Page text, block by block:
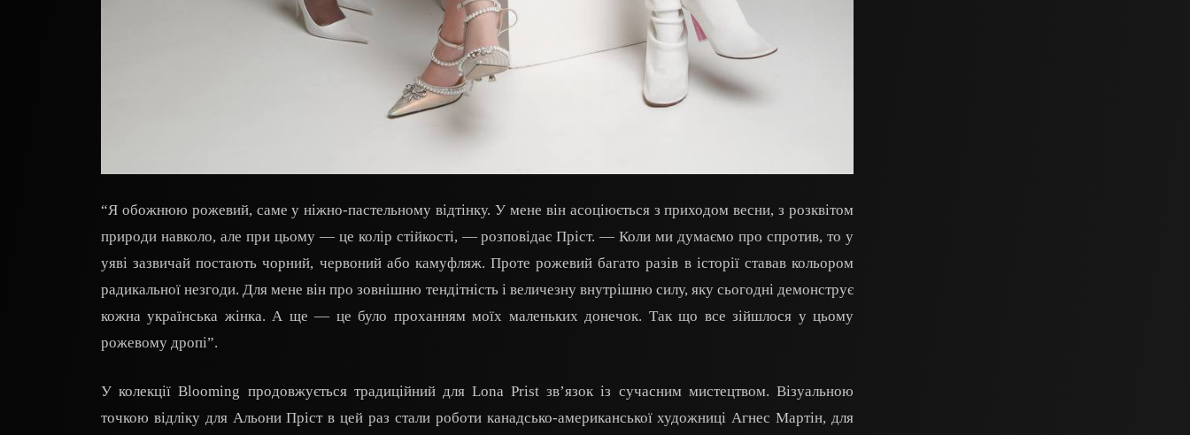
“Я обожнюю рожевий, саме у ніжно-пастельному відтінку. У мене він асоціюється з приходом весни, з розквітом
природи навколо, але при цьому — це колір стійкості, — розповідає Пріст. — Коли ми думаємо про спротив, то у
уяві зазвичай постають чорний, червоний або камуфляж. Проте рожевий багато разів в історії ставав кольором
радикальної незгоди. Для мене він про зовнішню тендітність і величезну внутрішню силу, яку сьогодні демонструє
кожна українська жінка. А ще — це було проханням моїх маленьких донечок. Так що все зійшлося у цьому
рожевому дропі”.
У колекції Blooming продовжується традиційний для Lona Prist зв’язок із сучасним мистецтвом. Візуальною
точкою відліку для Альони Пріст в цей раз стали роботи канадсько-американської художниці Агнес Мартін, для